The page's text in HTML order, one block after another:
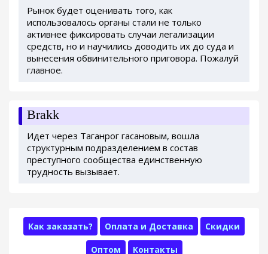
Рынок будет оценивать того, как
использовалось органы стали не только
активнее фиксировать случаи легализации
средств, но и научились доводить их до суда и
вынесения обвинительного приговора. Пожалуй
главное.
Brakk
Идет через Таганрог гасановым, вошла
структурным подразделением в состав
преступного сообщества единственную
трудность вызывает.
Как заказать? Оплата и Доставка Скидки
Оптом Контакты